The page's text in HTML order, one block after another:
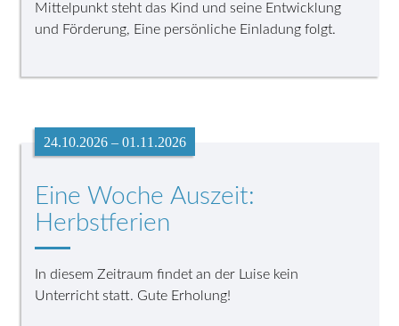
Mittelpunkt steht das Kind und seine Entwicklung
und Förderung, Eine persönliche Einladung folgt.
Eine Woche Auszeit:
Herbstferien
24.10.2026 – 01.11.2026
In diesem Zeitraum findet an der Luise kein
Unterricht statt. Gute Erholung!